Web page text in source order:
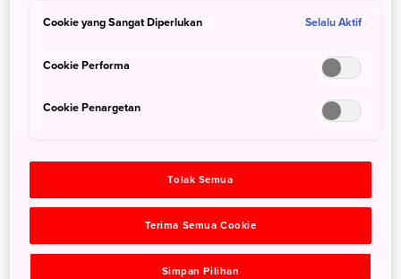
Ekslusif di Jepang
(6)
Tokyo8
Relaxation4 Culinary4 Osaka4 Gifu3
Cookie yang Sangat Diperlukan Selalu Aktif
Cookie Performa
Cookie Penargetan
Tolak Semua
Terima Semua Cookie
Simpan Pilihan